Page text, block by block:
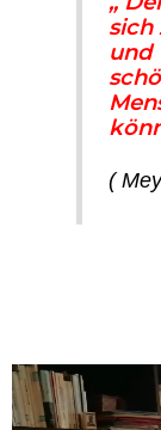
sich
und
(